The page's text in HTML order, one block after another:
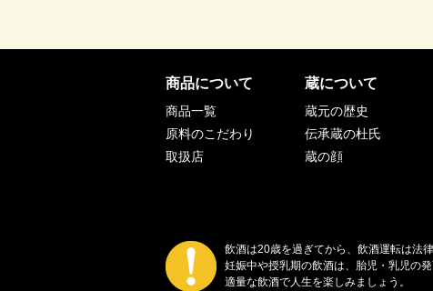
商品について
商品一覧
原料のこだわり
取扱店
蔵について
蔵元の歴史
伝承蔵の杜氏
蔵の顔
飲酒は20歳を過ぎてから、飲酒運転は法
妊娠中や授乳期の飲酒は、胎児・乳児の
適量な飲酒で人生を楽しみましょう。